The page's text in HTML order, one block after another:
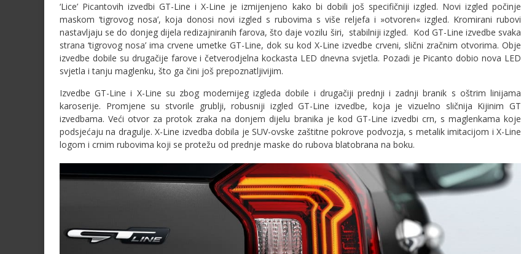
‘Lice’ Picantovih izvedbi GT-Line i X-Line je izmijenjeno kako bi dobili još specifičniji izgled. Novi izgled počinje
maskom ‘tigrovog nosa’, koja donosi novi izgled s rubovima s više reljefa i »otvoren« izgled. Kromirani rubovi
nastavljaju se do donjeg dijela redizajniranih farova, što daje vozilu širi, stabilniji izgled. Kod GT-Line izvedbe svaka
strana ‘tigrovog nosa’ ima crvene umetke GT-Line, dok su kod X-Line izvedbe crveni, slični zračnim otvorima. Obje
izvedbe dobile su drugačije farove i četverodjelna kockasta LED dnevna svjetla. Pozadi je Picanto dobio nova LED
svjetla i tanju maglenku, što ga čini još prepoznatljivijim.
Izvedbe GT-Line i X-Line su zbog modernijeg izgleda dobile i drugačiji prednji i zadnji branik s oštrim linijama
karoserije. Promjene su stvorile grublji, robusniji izgled GT-Line izvedbe, koja je vizuelno sličnija Kijinim GT
izvedbama. Veći otvor za protok zraka na donjem dijelu branika je kod GT-Line izvedbi crn, s maglenkama koje
podsjećaju na dragulje. X-Line izvedba dobila je SUV-ovske zaštitne pokrove podvozja, s metalik imitacijom i X-Line
logom i crnim rubovima koji se protežu od prednje maske do rubova blatobrana na boku.